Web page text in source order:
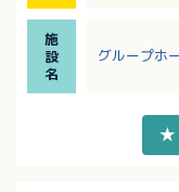
施
設
名
グループホ
★